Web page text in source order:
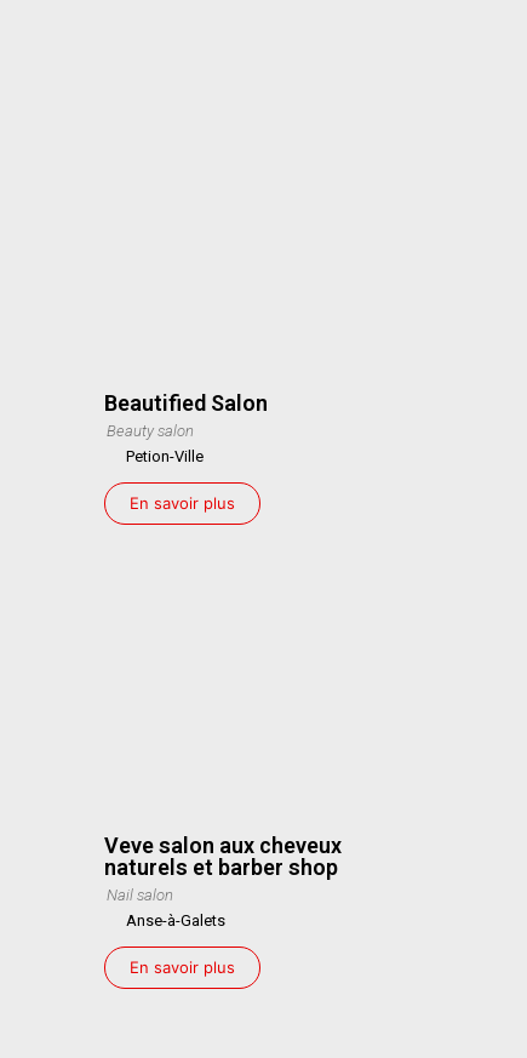
Beautified Salon
Beauty salon
Petion-Ville
En savoir plus
Veve salon aux cheveux
naturels et barber shop
Nail salon
Anse-à-Galets
En savoir plus